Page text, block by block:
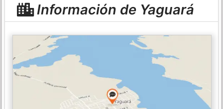
Información de Yaguará